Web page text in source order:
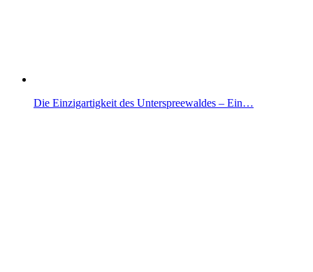
Die Einzigartigkeit des Unterspreewaldes – Ein…